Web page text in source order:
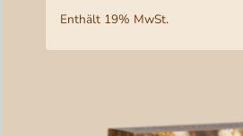
Enthält 19% MwSt.